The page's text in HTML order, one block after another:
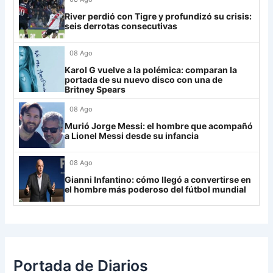
Lanús 9
Always Ready
Grupo H
IDV
Rosario Central
UCV FC 9
29 Aldosivi
30 Estudiantes RC 19
River perdió con Tigre y profundizó su crisis:
seis derrotas consecutivas
08 Ago
Karol G vuelve a la polémica: comparan la
portada de su nuevo disco con una de
Britney Spears
08 Ago
Murió Jorge Messi: el hombre que acompañó
a Lionel Messi desde su infancia
08 Ago
Gianni Infantino: cómo llegó a convertirse en
el hombre más poderoso del fútbol mundial
Portada de Diarios